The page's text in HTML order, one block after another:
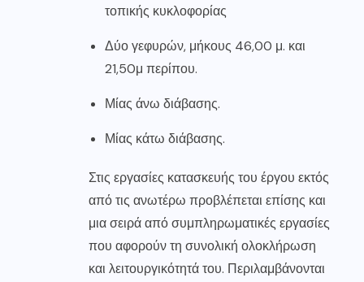
τοπικής κυκλοφορίας
Δύο γεφυρών, μήκους 46,00 μ. και
21,50μ περίπου.
Μίας άνω διάβασης.
Μίας κάτω διάβασης.
Στις εργασίες κατασκευής του έργου εκτός
από τις ανωτέρω προβλέπεται επίσης και
μια σειρά από συμπληρωματικές εργασίες
που αφορούν τη συνολική ολοκλήρωση
και λειτουργικότητά του. Περιλαμβάνονται